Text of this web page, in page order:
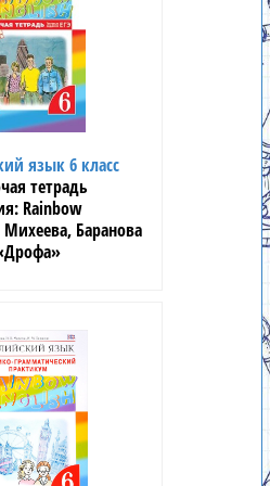
язык 6 класс
тетрадь
Rainbow
Баранова